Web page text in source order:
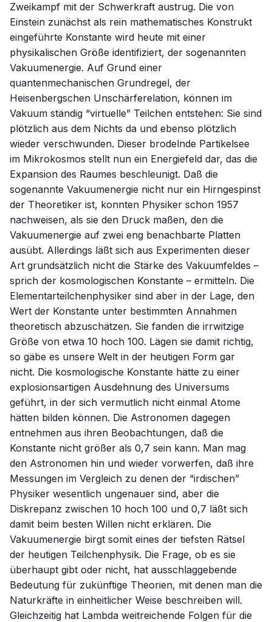
Zweikampf mit der Schwerkraft austrug. Die von
Einstein zunächst als rein mathematisches Konstrukt
eingeführte Konstante wird heute mit einer
physikalischen Größe identifiziert, der sogenannten
Vakuumenergie. Auf Grund einer
quantenmechanischen Grundregel, der
Heisenbergschen Unschärferelation, können im
Vakuum ständig “virtuelle” Teilchen entstehen: Sie sind
plötzlich aus dem Nichts da und ebenso plötzlich
wieder verschwunden. Dieser brodelnde Partikelsee
im Mikrokosmos stellt nun ein Energiefeld dar, das die
Expansion des Raumes beschleunigt. Daß die
sogenannte Vakuumenergie nicht nur ein Hirngespinst
der Theoretiker ist, konnten Physiker schon 1957
nachweisen, als sie den Druck maßen, den die
Vakuumenergie auf zwei eng benachbarte Platten
ausübt. Allerdings läßt sich aus Experimenten dieser
Art grundsätzlich nicht die Stärke des Vakuumfeldes –
sprich der kosmologischen Konstante – ermitteln. Die
Elementarteilchenphysiker sind aber in der Lage, den
Wert der Konstante unter bestimmten Annahmen
theoretisch abzuschätzen. Sie fanden die irrwitzige
Größe von etwa 10 hoch 100. Lägen sie damit richtig,
so gäbe es unsere Welt in der heutigen Form gar
nicht. Die kosmologische Konstante hätte zu einer
explosionsartigen Ausdehnung des Universums
geführt, in der sich vermutlich nicht einmal Atome
hätten bilden können. Die Astronomen dagegen
entnehmen aus ihren Beobachtungen, daß die
Konstante nicht größer als 0,7 sein kann. Man mag
den Astronomen hin und wieder vorwerfen, daß ihre
Messungen im Vergleich zu denen der “irdischen”
Physiker wesentlich ungenauer sind, aber die
Diskrepanz zwischen 10 hoch 100 und 0,7 läßt sich
damit beim besten Willen nicht erklären. Die
Vakuumenergie birgt somit eines der tiefsten Rätsel
der heutigen Teilchenphysik. Die Frage, ob es sie
überhaupt gibt oder nicht, hat ausschlaggebende
Bedeutung für zukünftige Theorien, mit denen man die
Naturkräfte in einheitlicher Weise beschreiben will.
Gleichzeitig hat Lambda weitreichende Folgen für die